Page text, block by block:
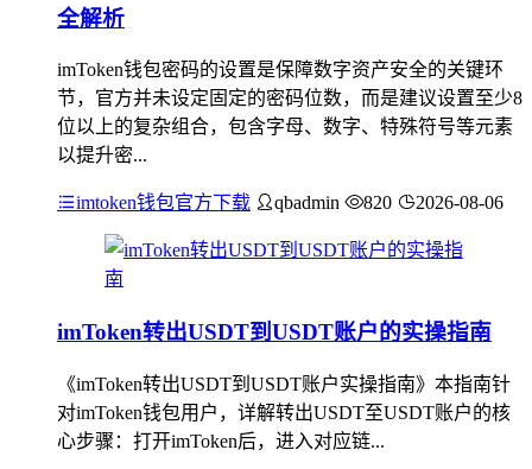
全解析
imToken钱包密码的设置是保障数字资产安全的关键环
节，官方并未设定固定的密码位数，而是建议设置至少8
位以上的复杂组合，包含字母、数字、特殊符号等元素
以提升密...
imtoken钱包官方下载 qbadmin 820 2026-08-06
imToken转出USDT到USDT账户的实操指南
《imToken转出USDT到USDT账户实操指南》本指南针
对imToken钱包用户，详解转出USDT至USDT账户的核
心步骤：打开imToken后，进入对应链...